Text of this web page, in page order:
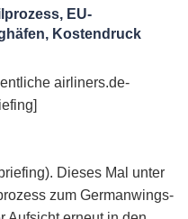
EU-
Kostendruck
airliners.de-
Dieses Mal unter
zum Germanwings-